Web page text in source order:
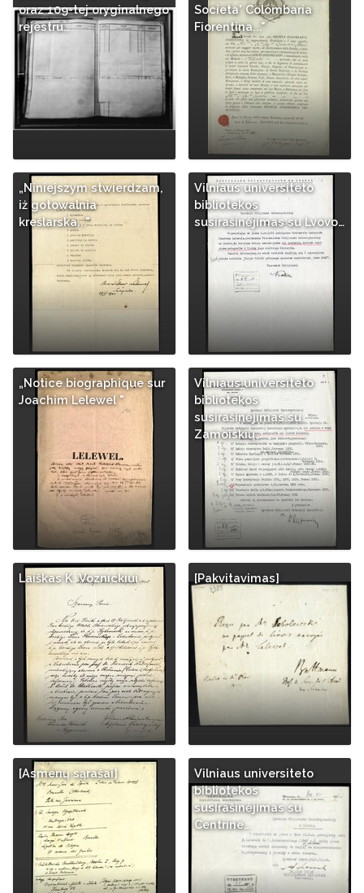
oraz 109-tej oryginalnego
rejestru…
Societa' Colombaria
Fiorentina..."
„Niniejszym stwierdzam,
iż gotowalnia
kreślarska..."
Vilniaus universiteto
bibliotekos
susirašinėjimas su Lvovo…
„Notice biographique sur
Joachim Lelewel "
Vilniaus universiteto
bibliotekos
susirašinėjimas su
Zamoiskių…
Laiškas K. Voznickiui [Pakvitavimas]
[Asmenų sąrašai]
Vilniaus universiteto
bibliotekos
susirašinėjimas su
Centrine…